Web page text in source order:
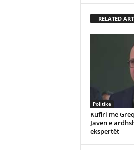
RELATED
Politike
Kufiri me
Javën e
ekspertët